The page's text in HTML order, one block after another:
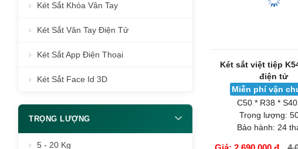
Két Sắt Khóa Vân Tay
Két Sắt Vân Tay Điện Tử
Két Sắt App Điện Thoại
Két Sắt Face Id 3D
TRỌNG LƯỢNG
5 - 20 Kg
Két sắt việt tiệp
điện tử
Miễn phí vận